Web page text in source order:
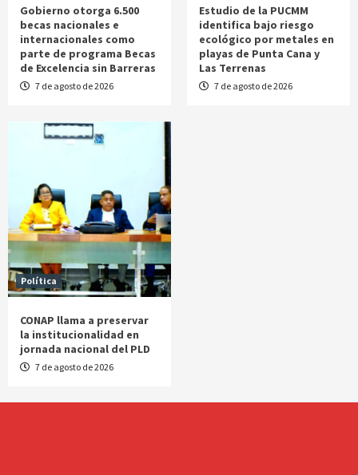
Gobierno otorga 6.500
becas nacionales e
internacionales como
parte de programa Becas
de Excelencia sin Barreras
7 de agosto de 2026
Estudio de la PUCMM
identifica bajo riesgo
ecológico por metales en
playas de Punta Cana y
Las Terrenas
7 de agosto de 2026
Política
CONAP llama a preservar
la institucionalidad en
jornada nacional del PLD
7 de agosto de 2026